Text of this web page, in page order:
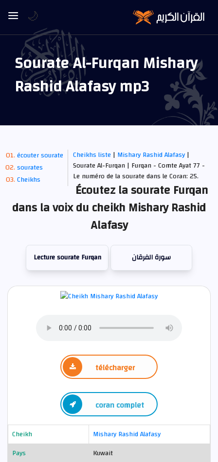
Sourate Al-Furqan Mishary
Rashid Alafasy mp3
écouter sourate
sourates
Cheikhs
Cheikhs liste | Mishary Rashid Alafasy|
Sourate Al-Furqan | Furqan - Comte Ayat 77 -
Le numéro de la sourate dans le Coran: 25.
Écoutez la sourate Furqan
dans la voix du cheikh Mishary Rashid
Alafasy
Lecture sourate Furqan سورة الفرقان
télécharger
coran complet
Cheikh
Mishary Rashid Alafasy
Pays
Kuwait
🌙